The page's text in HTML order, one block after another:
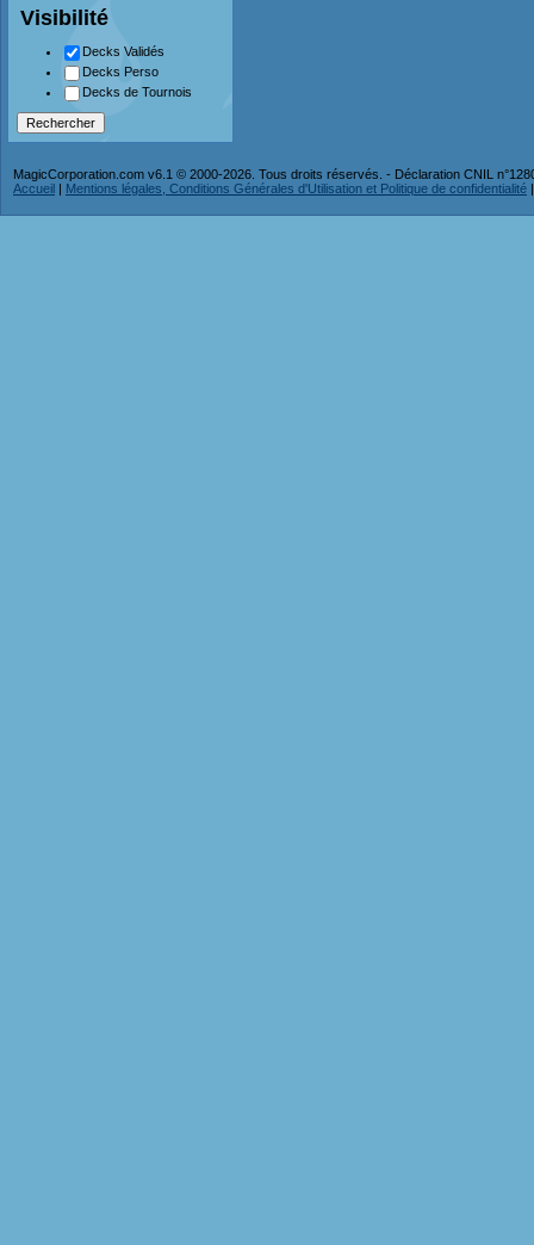
Visibilité
Decks Validés
Decks Perso
Decks de Tournois
MagicCorporation.com v6.1 © 2000-2026. Tous droits réservés. - Déclaration CNIL
Accueil | Mentions légales, Conditions Générales d'Utilisation et Politique de confidentialité